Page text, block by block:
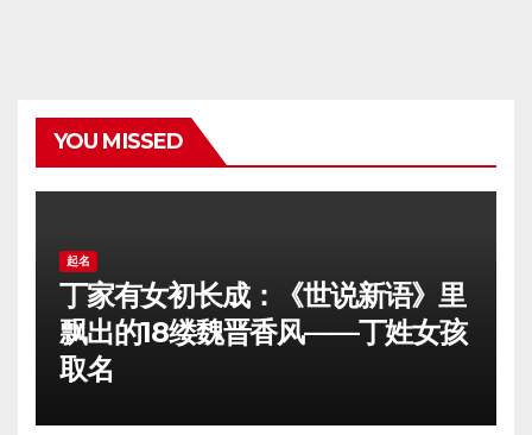
YOU MISSED
起名
丁家有女初长成：《世说新语》里
飘出的18缕魏晋香风——丁姓女孩
取名